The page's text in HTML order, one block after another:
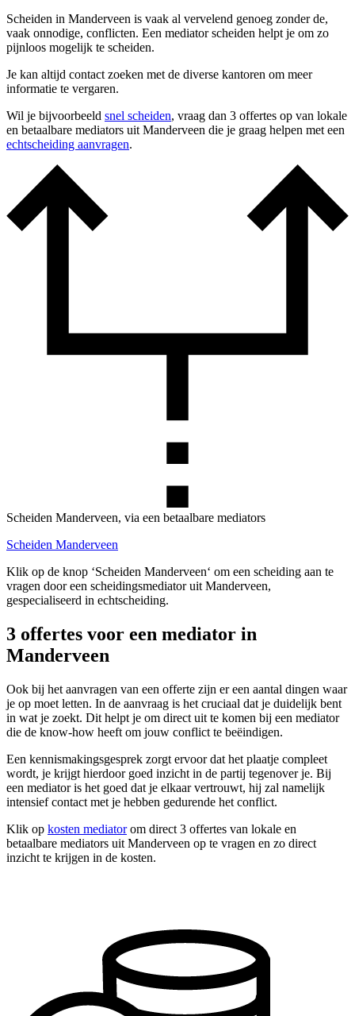
Scheiden in Manderveen is vaak al vervelend genoeg zonder de,
vaak onnodige, conflicten. Een mediator scheiden helpt je om zo
pijnloos mogelijk te scheiden.
Je kan altijd contact zoeken met de diverse kantoren om meer
informatie te vergaren.
Wil je bijvoorbeeld snel scheiden, vraag dan 3 offertes op van lokale
en betaalbare mediators uit Manderveen die je graag helpen met een
echtscheiding aanvragen.
Scheiden Manderveen, via een betaalbare mediators
Scheiden Manderveen
Klik op de knop ‘Scheiden Manderveen‘ om een scheiding aan te
vragen door een scheidingsmediator uit Manderveen,
gespecialiseerd in echtscheiding.
3 offertes voor een mediator in
Manderveen
Ook bij het aanvragen van een offerte zijn er een aantal dingen waar
je op moet letten. In de aanvraag is het cruciaal dat je duidelijk bent
in wat je zoekt. Dit helpt je om direct uit te komen bij een mediator
die de know-how heeft om jouw conflict te beëindigen.
Een kennismakingsgesprek zorgt ervoor dat het plaatje compleet
wordt, je krijgt hierdoor goed inzicht in de partij tegenover je. Bij
een mediator is het goed dat je elkaar vertrouwt, hij zal namelijk
intensief contact met je hebben gedurende het conflict.
Klik op kosten mediatorom direct 3 offertes van lokale en
betaalbare mediators uit Manderveen op te vragen en zo direct
inzicht te krijgen in de kosten.